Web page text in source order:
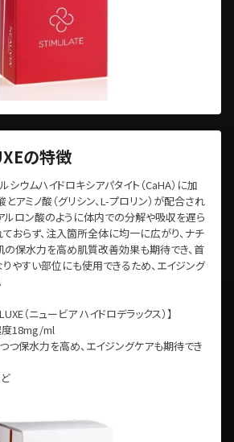
の特徴
シウムハイドロキシアパタイト（CaHA）に加
アミノ酸（グリシン、L-プロリン）が配合され
ルロン酸のように体内での分解や吸収を遅ら
おらず、注入箇所全体に均一に広がり、ナチ
の保水力を高め肌質改善効果も期待でき、首
やすい部位にも使用できるため、エイジング
（ニュービア ハイドロデラックス）】
度18mg/ml
つ保水力を高め、エイジングケアも期待でき